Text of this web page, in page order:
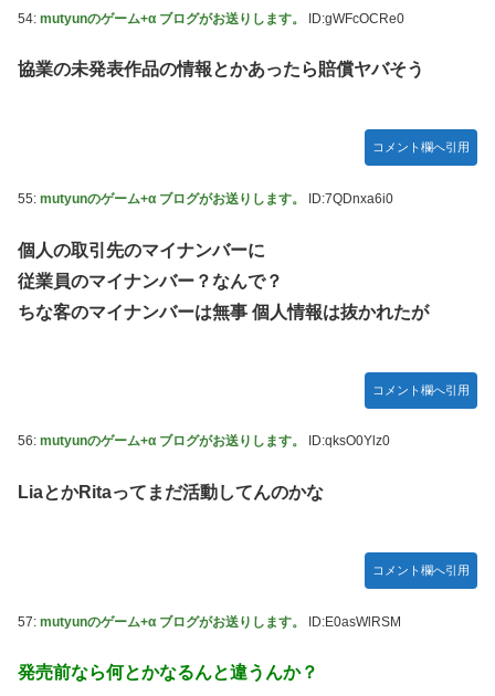
54: mutyunのゲーム+α ブログがお送りします。 ID:gWFcOCRe0
協業の未発表作品の情報とかあったら賠償ヤバそう
コメント欄へ引用
55: mutyunのゲーム+α ブログがお送りします。 ID:7QDnxa6i0
個人の取引先のマイナンバーに
従業員のマイナンバー？なんで？
ちな客のマイナンバーは無事 個人情報は抜かれたが
コメント欄へ引用
56: mutyunのゲーム+α ブログがお送りします。 ID:qksO0Ylz0
LiaとかRitaってまだ活動してんのかな
コメント欄へ引用
57: mutyunのゲーム+α ブログがお送りします。 ID:E0asWlRSM
発売前なら何とかなるんと違うんか？